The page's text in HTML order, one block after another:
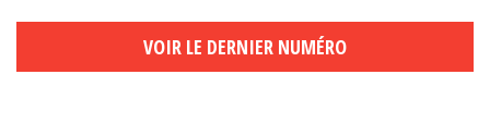
VOIR LE DERNIER NUMÉRO